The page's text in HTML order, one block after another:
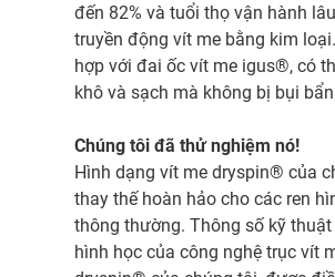
đến 82% và tuổi thọ vận hành
truyền động vít me bằng kim
hợp với đai ốc vít me igus®, có
khô và sạch mà không bị bụi
Chúng tôi đã thử nghiệm nó!
Hình dạng vít me dryspin® của
thay thế hoàn hảo cho các ren
thông thường. Thông số kỹ thuật
hình học của công nghệ trục vít